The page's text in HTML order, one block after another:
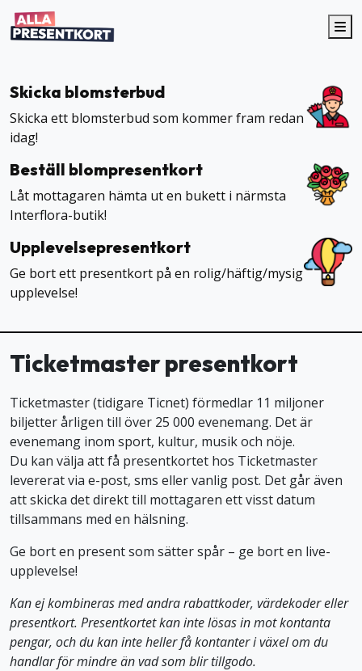
Skicka blomsterbud
Skicka ett blomsterbud som kommer fram redan
idag!
Beställ blompresentkort
Låt mottagaren hämta ut en bukett i närmsta
Interflora-butik!
Upplevelsepresentkort
Ge bort ett presentkort på en rolig/häftig/mysig
upplevelse!
Ticketmaster presentkort
Ticketmaster (tidigare Ticnet) förmedlar 11 miljoner
biljetter årligen till över 25 000 evenemang. Det är
evenemang inom sport, kultur, musik och nöje.
Du kan välja att få presentkortet hos Ticketmaster
levererat via e-post, sms eller vanlig post. Det går även
att skicka det direkt till mottagaren ett visst datum
tillsammans med en hälsning.
Ge bort en present som sätter spår – ge bort en live-
upplevelse!
Kan ej kombineras med andra rabattkoder, värdekoder eller
presentkort. Presentkortet kan inte lösas in mot kontanta
pengar, och du kan inte heller få kontanter i växel om du
handlar för mindre än vad som blir tillgodo.